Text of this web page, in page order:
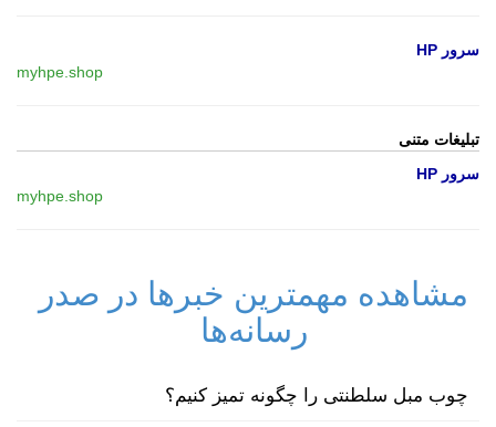
سرور HP
myhpe.shop
تبلیغات متنی
سرور HP
myhpe.shop
مشاهده مهمترین خبرها در صدر
رسانه‌ها
چوب مبل سلطنتی را چگونه تمیز کنیم؟